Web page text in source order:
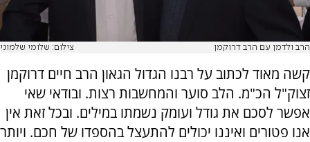
הרב ולדמן עם הרב דרוקמן צילום: שלומי שלמוני
קשה מאוד לכתוב על רבנו הגדול הגאון הרב חיים דרוקמן
זצוק"ל הכ"מ. הלב סוער והמחשבות רצות. ובודאי שאי
אפשר לסכם את גודל ועומק נשמתו במילים. ובכל זאת אין
אנו פטורים ואיננו יכולים להתעצל בהספדו של חכם. ויותר